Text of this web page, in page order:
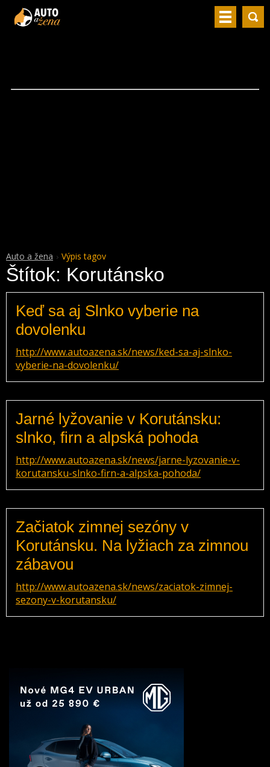
Auto a žena Výpis tagov
Štítok: Korutánsko
Keď sa aj Slnko vyberie na
dovolenku
http://www.autoazena.sk/news/ked-sa-aj-slnko-
vyberie-na-dovolenku/
Jarné lyžovanie v Korutánsku:
slnko, firn a alpská pohoda
http://www.autoazena.sk/news/jarne-lyzovanie-v-
korutansku-slnko-firn-a-alpska-pohoda/
Začiatok zimnej sezóny v
Korutánsku. Na lyžiach za zimnou
zábavou
http://www.autoazena.sk/news/zaciatok-zimnej-
sezony-v-korutansku/